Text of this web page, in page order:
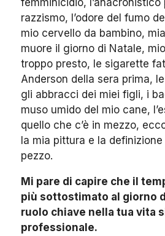
femminicidio, l’anacronistico
razzismo, l’odore del fumo
mio cervello da bambino,
muore il giorno di Natale,
troppo presto, le sigarette
Anderson della sera prima,
gli abbracci dei miei figli, i
muso umido del mio cane,
quello che c’è in mezzo,
la mia pittura e la
pezzo.
Mi pare di capire che il
più sottostimato al giorno
ruolo chiave nella tua vita
professionale.